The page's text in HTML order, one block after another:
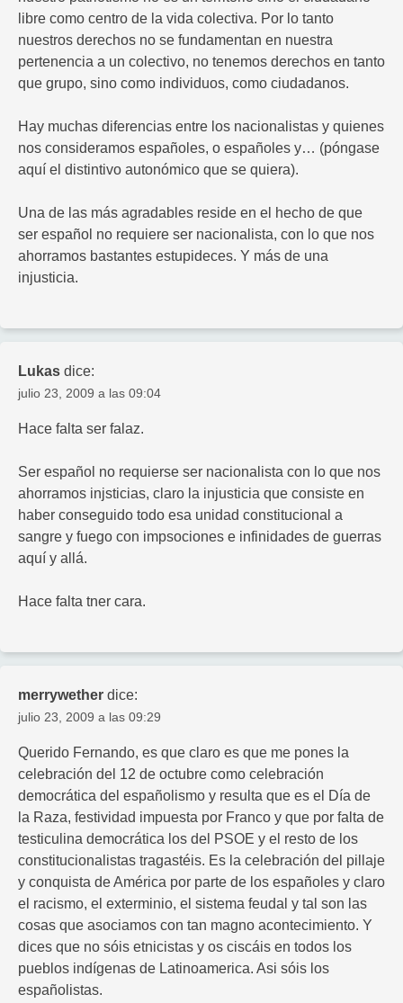
libre como centro de la vida colectiva. Por lo tanto
nuestros derechos no se fundamentan en nuestra
pertenencia a un colectivo, no tenemos derechos en tanto
que grupo, sino como individuos, como ciudadanos.
Hay muchas diferencias entre los nacionalistas y quienes
nos consideramos españoles, o españoles y… (póngase
aquí el distintivo autonómico que se quiera).
Una de las más agradables reside en el hecho de que
ser español no requiere ser nacionalista, con lo que nos
ahorramos bastantes estupideces. Y más de una
injusticia.
Lukas dice:
julio 23, 2009 a las 09:04
Hace falta ser falaz.
Ser español no requierse ser nacionalista con lo que nos
ahorramos injsticias, claro la injusticia que consiste en
haber conseguido todo esa unidad constitucional a
sangre y fuego con impsociones e infinidades de guerras
aquí y allá.
Hace falta tner cara.
merrywether dice:
julio 23, 2009 a las 09:29
Querido Fernando, es que claro es que me pones la
celebración del 12 de octubre como celebración
democrática del españolismo y resulta que es el Día de
la Raza, festividad impuesta por Franco y que por falta de
testiculina democrática los del PSOE y el resto de los
constitucionalistas tragastéis. Es la celebración del pillaje
y conquista de América por parte de los españoles y claro
el racismo, el exterminio, el sistema feudal y tal son las
cosas que asociamos con tan magno acontecimiento. Y
dices que no sóis etnicistas y os ciscáis en todos los
pueblos indígenas de Latinoamerica. Asi sóis los
españolistas.